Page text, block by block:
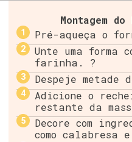
Montagem
Pré-aqueça o
Unte uma forma
farinha. ?
Despeje metade
Adicione o
restante da
Decore com
como calabresa